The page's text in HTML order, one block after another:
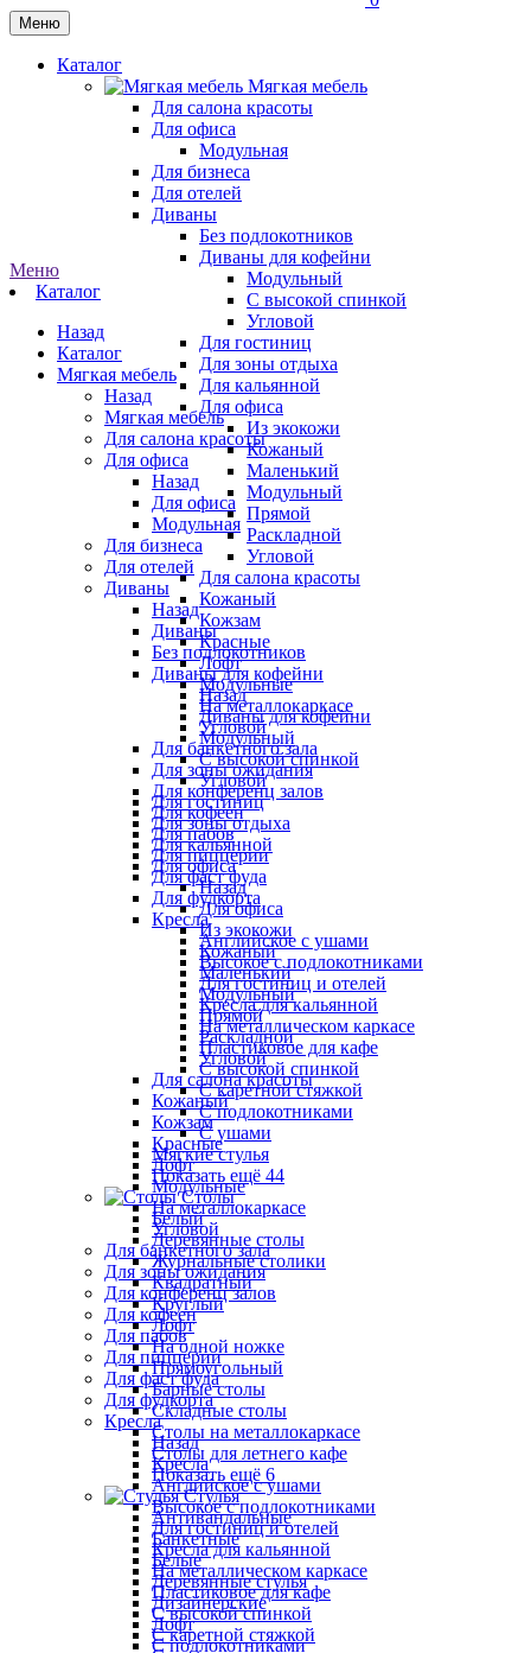
Меню
Каталог
Мягкая мебель
Для салона красоты
Для офиса
Модульная
Для бизнеса
Для отелей
Диваны
Без подлокотников
Диваны для кофейни
Модульный
С высокой спинкой
Угловой
Для гостиниц
Для зоны отдыха
Для кальянной
Для офиса
Из экокожи
Кожаный
Маленький
Модульный
Прямой
Раскладной
Угловой
Для салона красоты
Кожаный
Кожзам
Красные
Лофт
Модульные
На металлокаркасе
Угловой
Для банкетного зала
Для зоны ожидания
Для конференц залов
Для кофеен
Для пабов
Для пиццерии
Для фаст фуда
Для фудкорта
Кресла
Английское с ушами
Высокое с подлокотниками
Для гостиниц и отелей
Кресла для кальянной
На металлическом каркасе
Пластиковое для кафе
С высокой спинкой
С каретной стяжкой
С подлокотниками
С ушами
Мягкие стулья
Показать ещё 44
Столы
Белый
Деревянные столы
Журнальные столики
Квадратный
Круглый
Лофт
На одной ножке
Прямоугольный
Барные столы
Складные столы
Столы на металлокаркасе
Столы для летнего кафе
Показать ещё 6
Стулья
Антивандальные
Банкетные
Белые
Деревянные стулья
Дизайнерские
Лофт
С подлокотниками
Меню
Каталог
Назад
Каталог
Мягкая мебель
Назад
Мягкая мебель
Для салона красоты
Для офиса
Назад
Для офиса
Модульная
Для бизнеса
Для отелей
Диваны
Назад
Диваны
Без подлокотников
Диваны для кофейни
Назад
Диваны для кофейни
Модульный
С высокой спинкой
Угловой
Для гостиниц
Для зоны отдыха
Для кальянной
Для офиса
Назад
Для офиса
Из экокожи
Кожаный
Маленький
Модульный
Прямой
Раскладной
Угловой
Для салона красоты
Кожаный
Кожзам
Красные
Лофт
Модульные
На металлокаркасе
Угловой
Для банкетного зала
Для зоны ожидания
Для конференц залов
Для кофеен
Для пабов
Для пиццерии
Для фаст фуда
Для фудкорта
Кресла
Назад
Кресла
Английское с ушами
Высокое с подлокотниками
Для гостиниц и отелей
Кресла для кальянной
На металлическом каркасе
Пластиковое для кафе
С высокой спинкой
С каретной стяжкой